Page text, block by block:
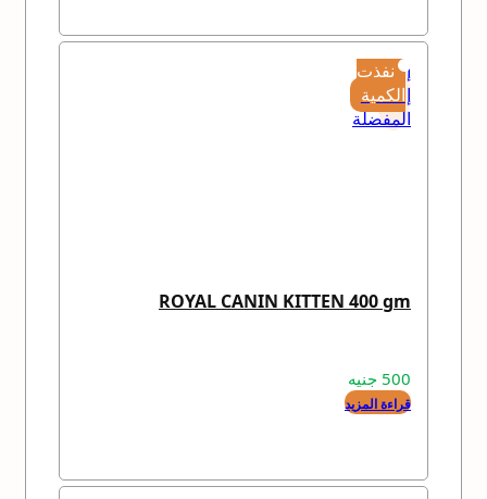
نفذت
الكمية
إضافة
إلى
المفضلة
ROYAL CANIN KITTEN 400 gm
500 جنيه
قراءة المزيد